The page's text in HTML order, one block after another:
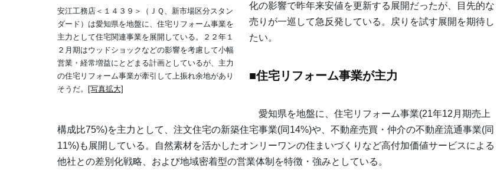
安江工務店＜１４３９＞（ＪＱ、新市場区分スタン
ダード）は愛知県を地盤に、住宅リフォーム事業を
主力として住宅関連事業を展開している。２２年１
２月期はウッドショックなどの影響を考慮して小幅
営業・経常増益にとどまる計画としているが、主力
の住宅リフォーム事業が牽引して上振れ余地があり
そうだ。
[写真拡大]
化の影響で昨年来安値を更新する展開だったが、目先的な
売りが一巡して急反発している。戻りを試す展開を期待し
たい。
■住宅リフォーム事業が主力
愛知県を地盤に、住宅リフォーム事業(21年12月期売上
構成比75%)を主力として、注文住宅の新築住宅事業(同14%)や、不動産売買・仲介の不動産流通事業(同
11%)も展開している。自然素材を活かしたオンリーワンの住まいづくりなど高付加価値サービスによる
他社との差別化戦略、および地域密着型の営業体制を特徴・強みとしている。